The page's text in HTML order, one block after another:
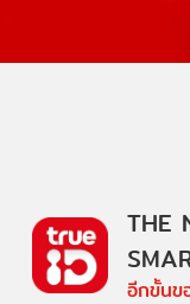
THE
อีกขั้นข